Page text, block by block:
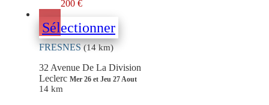
200 €
Sélectionner
FRESNES(14 km)
32 Avenue De La Division
Leclerc Mer 26 et Jeu 27 Aout
14 km